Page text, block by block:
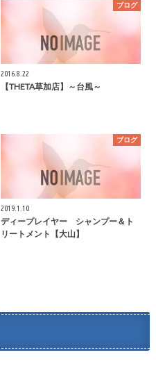
ブログ
2016.8.22
【THETA草加店】～台風～
ブログ
2019.1.10
ディープレイヤー シャンプー＆ト
リートメント【大山】